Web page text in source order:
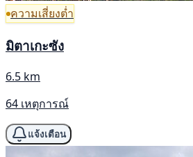
ความเสี่ยงต่ำ
มิตาเกะซัง
6.5 km
64 เหตุการณ์
แจ้งเตือน